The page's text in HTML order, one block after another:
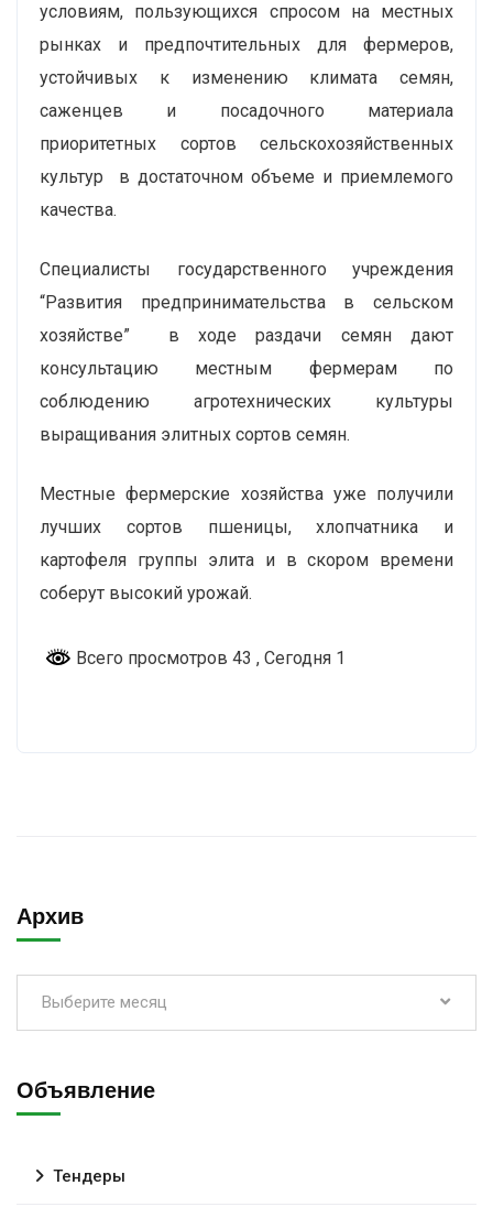
условиям, пользующихся спросом на местных
рынках и предпочтительных для фермеров,
устойчивых к изменению климата семян,
саженцев и посадочного материала
приоритетных сортов сельскохозяйственных
культур в достаточном объеме и приемлемого
качества.
Специалисты государственного учреждения
“Развития предпринимательства в сельском
хозяйстве” в ходе раздачи семян дают
консультацию местным фермерам по
соблюдению агротехнических культуры
выращивания элитных сортов семян.
Местные фермерские хозяйства уже получили
лучших сортов пшеницы, хлопчатника и
картофеля группы элита и в скором времени
соберут высокий урожай.
Всего просмотров 43 , Сегодня 1
Архив
Выберите месяц
Объявление
Тендеры